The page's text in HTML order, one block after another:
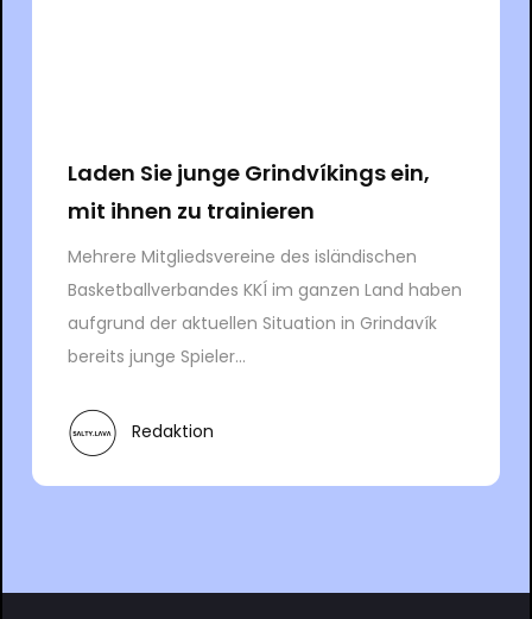
Laden Sie junge Grindvíkings ein,
mit ihnen zu trainieren
Mehrere Mitgliedsvereine des isländischen
Basketballverbandes KKÍ im ganzen Land haben
aufgrund der aktuellen Situation in Grindavík
bereits junge Spieler...
Redaktion